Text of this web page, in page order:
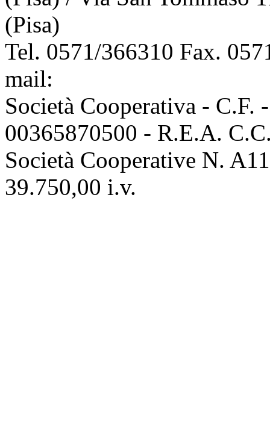
(Pisa)
Tel. 0571/366310 Fax.
mail:
Società Cooperativa - C.F.
00365870500 - R.E.A.
Società Cooperative N.
39.750,00 i.v.